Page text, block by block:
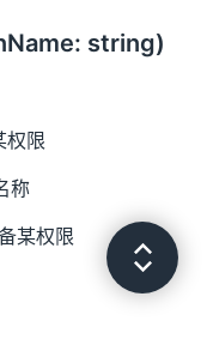
string)
权限
称
某权限